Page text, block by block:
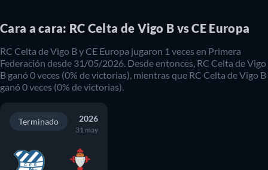
Cara a cara: RC Celta de Vigo B vs CE Europa
RC Celta de Vigo ByCE Europa jugaron 1 veces en Primera
Federación desde 31/05/2026 . Desde entonces, RC Celta de Vigo
B ganó0veces (0% de victorias), mientras que RC Celta de Vigo B
ganó0veces (0% de victorias).
Terminado 2026
31 may